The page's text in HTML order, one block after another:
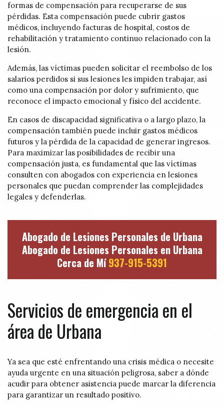
formas de compensación para recuperarse de sus
pérdidas. Esta compensación puede cubrir gastos
médicos, incluyendo facturas de hospital, costos de
rehabilitación y tratamiento continuo relacionado con la
lesión.
Además, las víctimas pueden solicitar el reembolso de los
salarios perdidos si sus lesiones les impiden trabajar, así
como una compensación por dolor y sufrimiento, que
reconoce el impacto emocional y físico del accidente.
En casos de discapacidad significativa o a largo plazo, la
compensación también puede incluir gastos médicos
futuros y la pérdida de la capacidad de generar ingresos.
Para maximizar las posibilidades de recibir una
compensación justa, es fundamental que las víctimas
consulten con abogados con experiencia en lesiones
personales que puedan comprender las complejidades
legales y defenderlas.
Abogado de Lesiones Personales de Urbana
Abogado de Lesiones Personales en Urbana
Cerca de Mí937-915-5391
Servicios de emergencia en el
área de Urbana
Ya sea que esté enfrentando una crisis médica o necesite
ayuda urgente en una situación peligrosa, saber a dónde
acudir para obtener asistencia puede marcar la diferencia
para garantizar un resultado positivo.